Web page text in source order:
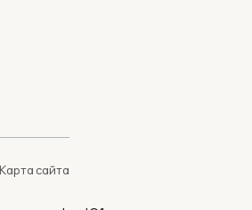
Карта сайта